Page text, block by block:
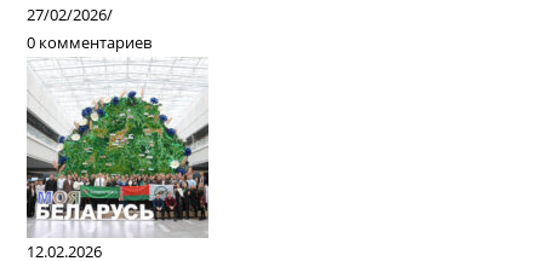
27/02/2026/
0 комментариев
12.02.2026